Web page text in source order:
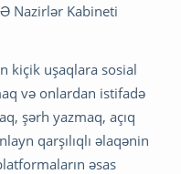
Nazirlər Kabineti
kiçik uşaqlara sosial
və onlardan istifadə
şərh yazmaq, açıq
qarşılıqlı əlaqənin
əsas